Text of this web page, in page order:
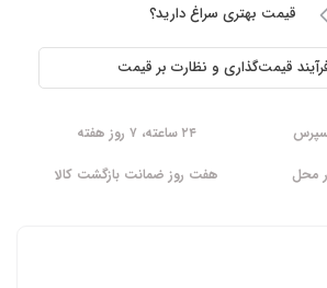
قیمت بهتری سراغ دارید؟
قیمت‌گذاری و نظارت بر قیمت
۲۴ ساعته، ۷ روز هفته
محل
هفت روز ضمانت بازگشت کالا